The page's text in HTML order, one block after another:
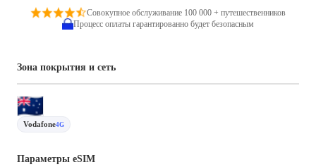
Совокупное обслуживание 100 000 + путешественников
Процесс оплаты гарантированно будет безопасным
Зона покрытия и сеть
Vodafone4G
Параметры eSIM